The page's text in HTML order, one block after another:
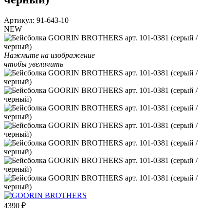
Артикул: 91-643-10
NEW
Нажмите на изображение
чтобы увеличить
4390 ₽